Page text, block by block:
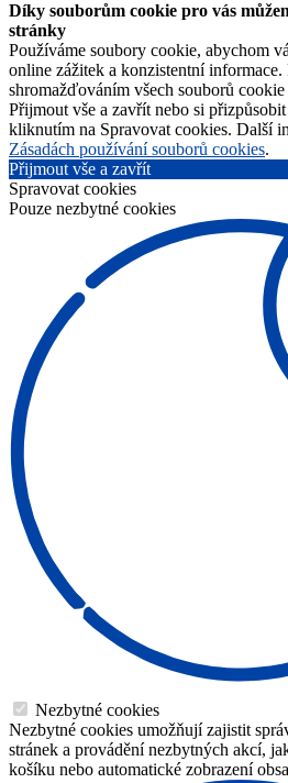
Díky souborům cookie pro vás
stránky
Používáme soubory cookie, abychom
online zážitek a konzistentní informace.
shromažďováním všech souborů
Přijmout vše a zavřít nebo si
kliknutím na Spravovat cookies. Další
Zásadách používání souborů cookies.
Přijmout vše a zavřít
Spravovat cookies
Pouze nezbytné cookies
Nezbytné cookies
Nezbytné cookies umožňují zajistit
stránek a provádění nezbytných akcí,
košíku nebo automatické zobrazení